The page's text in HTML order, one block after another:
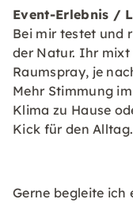
Event-Erlebnis /
Bei mir testet und
der Natur. Ihr mixt
Raumspray, je
Mehr Stimmung
Klima zu Hause
Kick für den Alltag.
Gerne begleite ich